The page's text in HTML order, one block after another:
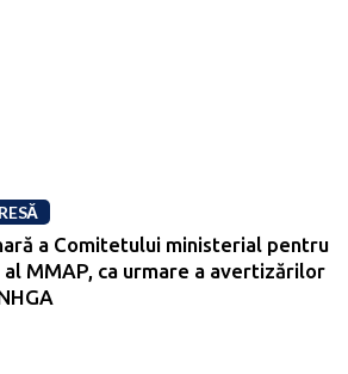
a Comitetului ministerial pentru
MMAP, ca urmare a avertizărilor